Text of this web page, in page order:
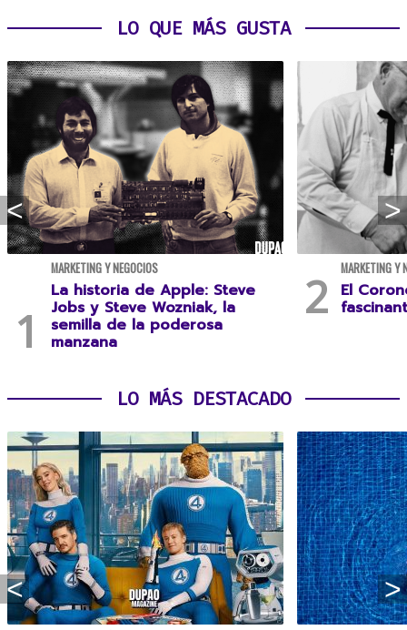
LO QUE MÁS GUSTA
MARKETING Y NEGOCIOS
La historia de Apple: Steve
Jobs y Steve Wozniak, la
semilla de la poderosa
manzana
MARKETING Y
El
LO MÁS DESTACADO